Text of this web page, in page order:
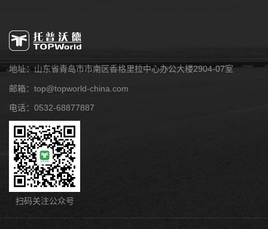
地址：山东省青岛市市南区香格里拉中心办公大楼2904-07室
邮箱：top@topworld-china.com
电话：0532-68877887
扫码关注公众号